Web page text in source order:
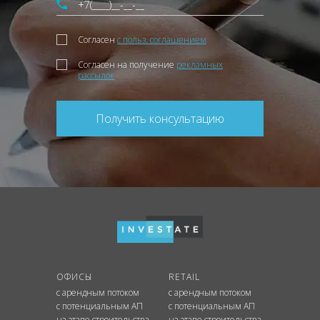
Согласен с польз. соглашением
Согласен на получение рекламных
рассылок
Получить консультацию
ОФИСЫ
с арендным потоком
с потенциальным АП
RETAIL
с арендным потоком
с потенциальным АП